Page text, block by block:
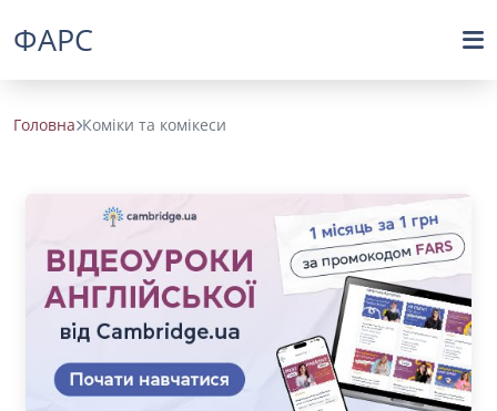
ФАРС
Головна Коміки та комікеси